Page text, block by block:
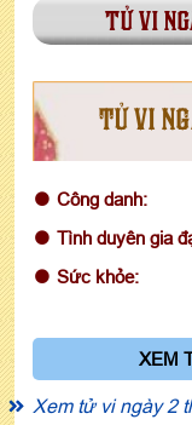
tử vi
TỬ VI
Công danh:
Tình duyên gia
Sức khỏe:
XEM
Xem tử vi ngày 2